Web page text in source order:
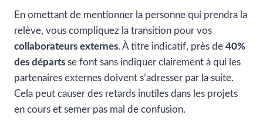
En omettant de mentionner la personne qui prendra la
relève, vous compliquez la transition pour vos
collaborateurs externes. À titre indicatif, près de 40%
des départs se font sans indiquer clairement à qui les
partenaires externes doivent s’adresser par la suite.
Cela peut causer des retards inutiles dans les projets
en cours et semer pas mal de confusion.